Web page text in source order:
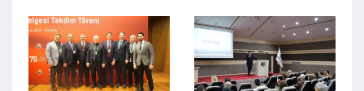
HAYATA GEÇTİ
ŞAMPİYONLARI”
LİSTESİNDE